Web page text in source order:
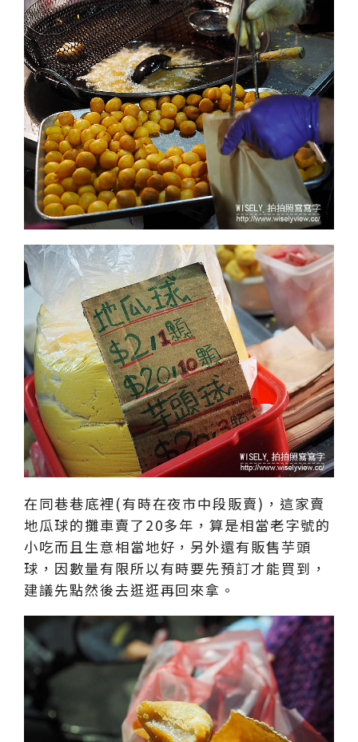
在同巷巷底裡(有時在夜市中段販賣)，這家賣
地瓜球的攤車賣了20多年，算是相當老字號的
小吃而且生意相當地好，另外還有販售芋頭
球，因數量有限所以有時要先預訂才能買到，
建議先點然後去逛逛再回來拿。